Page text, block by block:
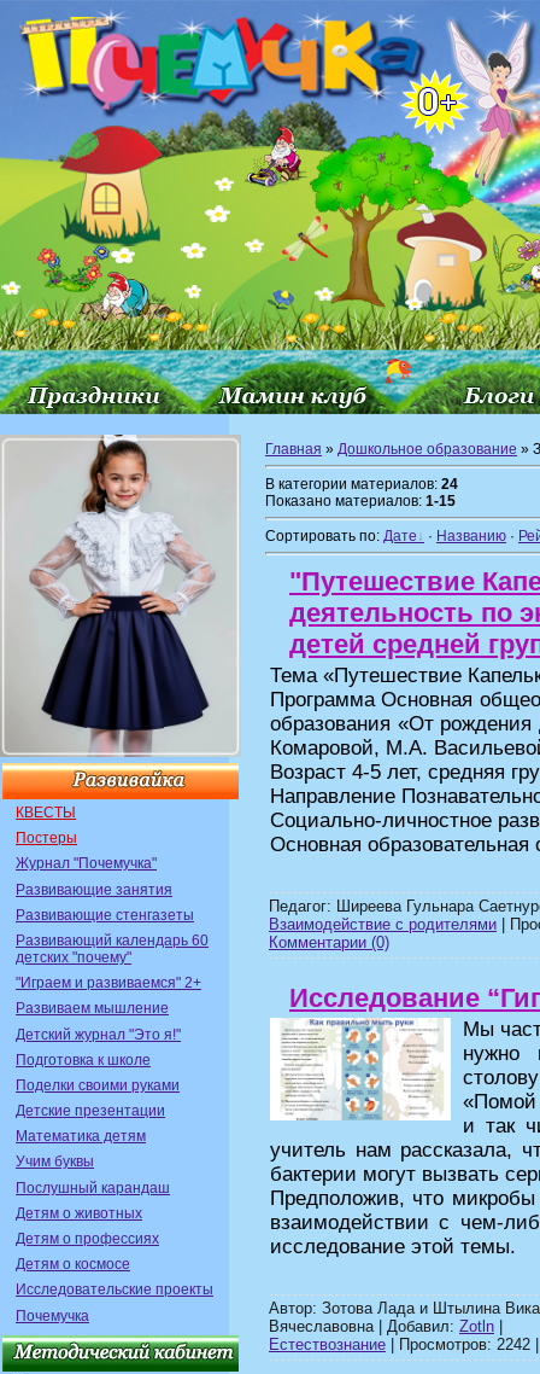
КВЕСТЫ
Постеры
Журнал "Почемучка"
Развивающие занятия
Развивающие стенгазеты
Развивающий календарь 60
детских "почему"
"Играем и развиваемся" 2+
Развиваем мышление
Детский журнал "Это я!"
Подготовка к школе
Поделки своими руками
Детские презентации
Математика детям
Учим буквы
Послушный карандаш
Детям о животных
Детям о профессиях
Детям о космосе
Исследовательские проекты
Почемучка
Главная » Дошкольное образование »
В категории материалов: 24
Показано материалов: 1-15
Сортировать по: Дате · Названию ·
"Путешествие
деятельность по
детей средней
Тема «Путешествие
Программа Основная
образования «От
Комаровой, М.А.
Возраст 4-5 лет, средняя
Направление
Социально-личностное
Основная
Педагог: Ширеева Гульнара
Взаимодействие с родителями |
Комментарии (0)
Исследование
Мы
нужно
«Помой
и так
учитель нам рассказала,
бактерии могут вызвать
Предположив, что
взаимодействии с чем-
исследование этой темы.
Автор: Зотова Лада и Штылина
Вячеславовна | Добавил: Zotln
Eстествознание | Просмотров: 2242